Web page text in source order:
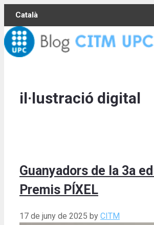
Skip
content
Català
il·lustració digital
Guanyadors de la 3a
Premis PÍXEL
17 de juny de 2025 by CITM